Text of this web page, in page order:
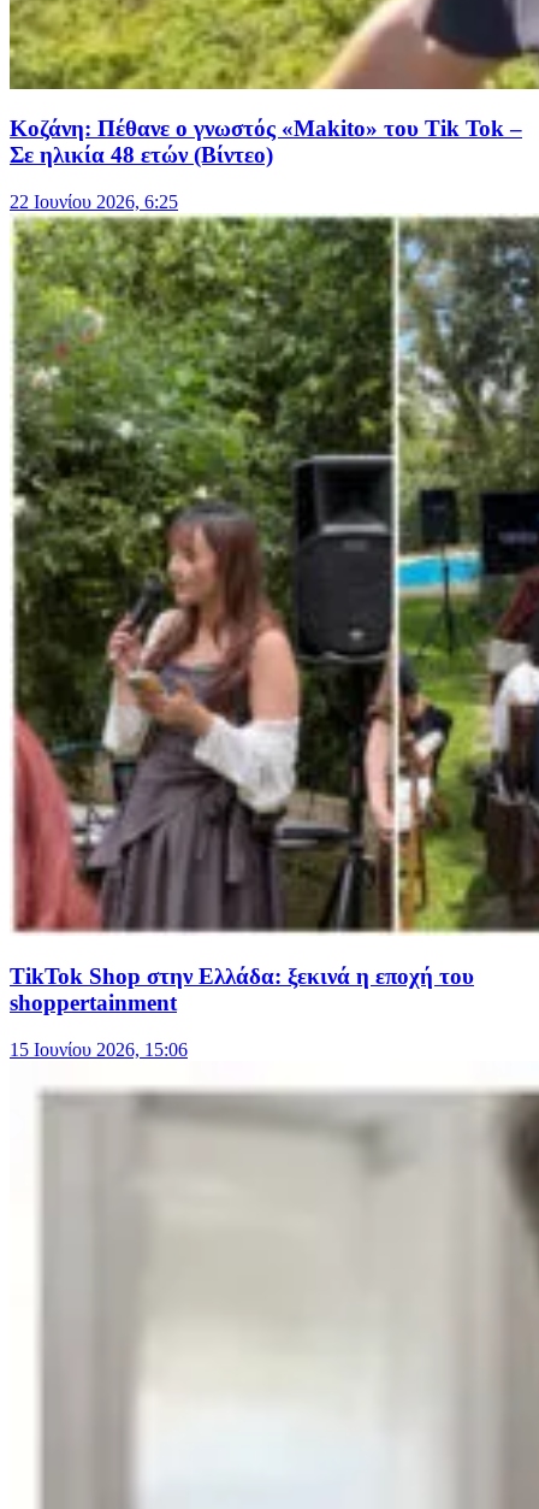
Κοζάνη: Πέθανε ο γνωστός «Μakito» του Tik Tok –
Σε ηλικία 48 ετών (Βίντεο)
22 Ιουνίου 2026, 6:25
TikTok Shop στην Ελλάδα: ξεκινά η εποχή του
shoppertainment
15 Ιουνίου 2026, 15:06